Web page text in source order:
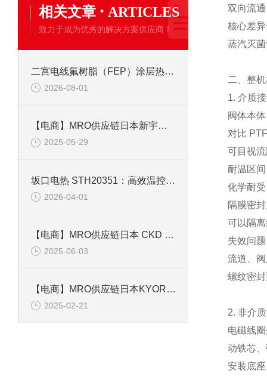
相关文章 · ARTICLES
致力于成为优秀的解决方案供应商！
二宫电线氟树脂（FEP）涂层热电偶线的特点
2026-08-01
【电商】MRO供应链日本新宇宙COSMOS铁粉浓度计SDM-72
2025-05-29
坂口电热 STH20351：高效温控管式加热器的设计与性能分析
2026-04-01
【电商】MRO供应链日本 CKD 磁性开关 F2H
2025-06-03
【电商】MRO供应链日本KYORITSU共立理化 水质快速测定器 WAK-COD(D)-2
2025-02-21
双向流
核心差
蒸汽灭
二、整
1. 介质
阀体本
对比
可目视
耐温区
化学耐
隔膜密
可以隔
失效问题
流道、
螺纹密
2. 非介
电磁线
动铁芯
安装底